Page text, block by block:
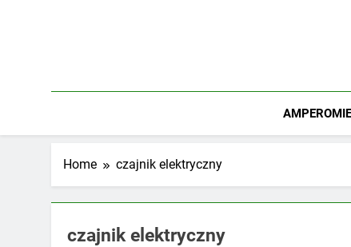
Home czajnik elektryczny
czajnik elektryczny